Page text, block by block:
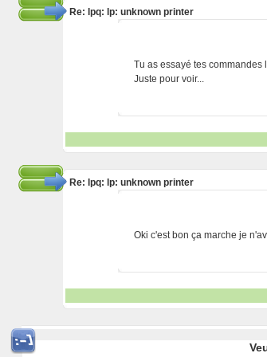
Re: lpq: lp: unknown printer
Tu as essayé tes commandes
Juste pour voir...
Re: lpq: lp: unknown printer
Oki c'est bon ça marche je